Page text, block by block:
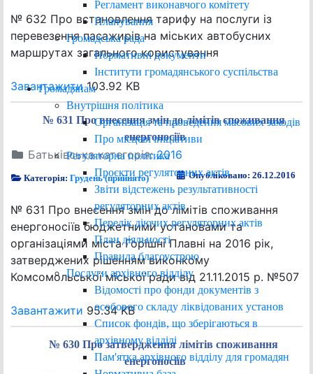
Регламент виконавчого комітету
Планування
Громадська рада
Нормативні документи
Інститути громадянського суспільства
Громадянам
Внутрішня політика
Організація та проведення масових заходів
Про місцеві ініціативи
Регуляторна політика
Проєкти регуляторних актів
Звіти відстежень результативності
регуляторних актів
Перелік діючих регуляторних актів
План діяльності
Правила благоустрою
Послуги архівного відділу
Відомості про фонди документів з
особового складу ліквідованих установ
Список фондів, що зберігаються в
архівному відділі
Пам'ятка архівного відділу для громадян
№ 632 Про встановлення тарифу на послуги із
перевезення пасажирів на міських автобусних
маршрутах загального користування
Завантажити103.92 KB
№ 631 Про внесення змін до лімітів споживання
енергоносіїв
Батьківська категорія:2016
Категорія:Грудень (прийнято) Опубліковано: 26.12.2016
№ 631 Про внесення змін до лімітів споживання
енергоносіїв бюджетними установами та
організаціями міста Горішні Плавні на 2016 рік,
затверджених рішенням виконкому
Комсомольської міської ради від 21.11.2015 р. №507
Завантажити 95.34 KB
№ 630 Про затвердження лімітів споживання
енергоносіїв